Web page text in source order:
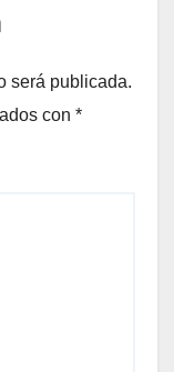
será publicada.
con *